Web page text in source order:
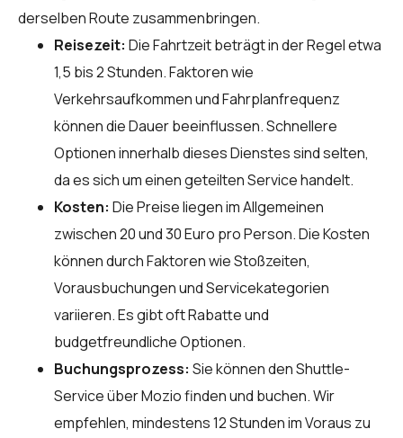
derselben Route zusammenbringen.
Reisezeit: Die Fahrtzeit beträgt in der Regel etwa
1,5 bis 2 Stunden. Faktoren wie
Verkehrsaufkommen und Fahrplanfrequenz
können die Dauer beeinflussen. Schnellere
Optionen innerhalb dieses Dienstes sind selten,
da es sich um einen geteilten Service handelt.
Kosten: Die Preise liegen im Allgemeinen
zwischen 20 und 30 Euro pro Person. Die Kosten
können durch Faktoren wie Stoßzeiten,
Vorausbuchungen und Servicekategorien
variieren. Es gibt oft Rabatte und
budgetfreundliche Optionen.
Buchungsprozess: Sie können den Shuttle-
Service überMoziofinden und buchen. Wir
empfehlen, mindestens 12 Stunden im Voraus zu